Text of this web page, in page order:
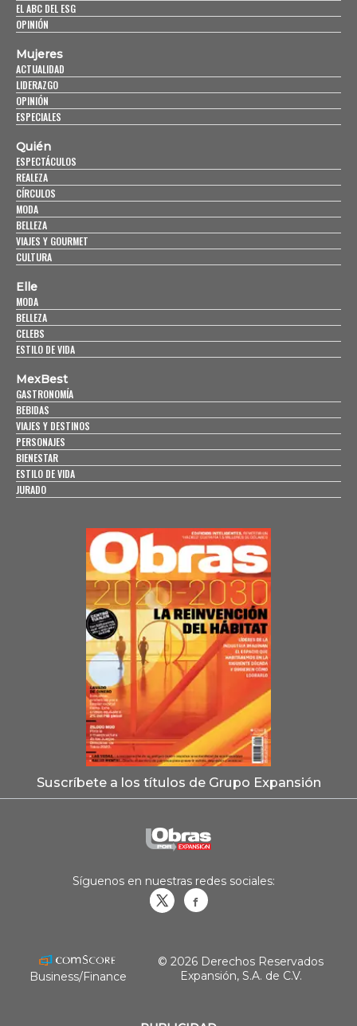
EL ABC DEL ESG
OPINIÓN
Mujeres
ACTUALIDAD
LIDERAZGO
OPINIÓN
ESPECIALES
Quién
ESPECTÁCULOS
REALEZA
CÍRCULOS
MODA
BELLEZA
VIAJES Y GOURMET
CULTURA
Elle
MODA
BELLEZA
CELEBS
ESTILO DE VIDA
MexBest
GASTRONOMÍA
BEBIDAS
VIAJES Y DESTINOS
PERSONAJES
BIENESTAR
ESTILO DE VIDA
JURADO
Suscríbete a los títulos de Grupo Expansión
Síguenos en nuestras redes sociales:
Business/Finance
© 2026 Derechos Reservados
Expansión, S.A. de C.V.